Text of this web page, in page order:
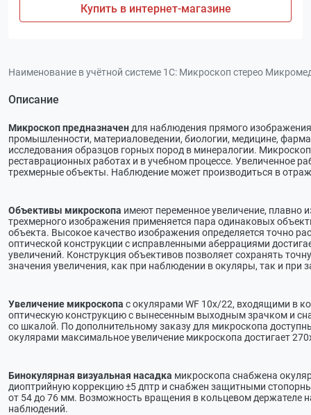
Купить в интернет-магазине
Наименование в учётной системе 1С: Микроскоп стерео
Описание
Микроскоп предназначен для наблюдения прямого
промышленности, материаловедении, биологии, медицине,
исследования образцов горных пород в минералогии.
реставрационных работах и в учебном процессе. Увеличенное
трехмерные объекты. Наблюдение может производиться в
Объективы микроскопа имеют переменное увеличение, плавно
трехмерного изображения применяется пара одинаковых
объекта. Высокое качество изображения определяется точно
оптической конструкции с исправленными аберрациями
увеличений. Конструкция объективов позволяет сохранять
значения увеличения, как при наблюдении в окуляры, так и
Увеличение микроскопа с окулярами WF 10х/22, входящими в
оптическую конструкцию с вынесенным выходным зрачком и
со шкалой. По дополнительному заказу для микроскопа
окулярами максимальное увеличение микроскопа достигает
Бинокулярная визуальная насадка микроскопа снабжена
диоптрийную коррекцию ±5 дптр и снабжен защитными
от 54 до 76 мм. Возможность вращения в кольцевом держателе
наблюдений.